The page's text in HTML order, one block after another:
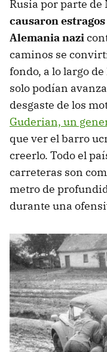
Rusia por parte
causaron
Alemania nazi
caminos se
fondo, a lo largo
solo podían
desgaste de los
Guderian, un
que ver el barro
creerlo. Todo el
carreteras son
metro de
durante una